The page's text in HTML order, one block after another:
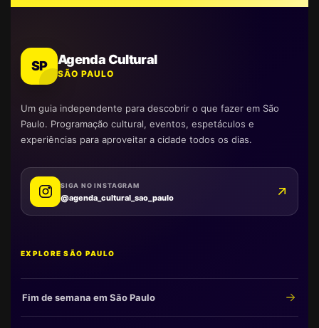
SP Agenda Cultural
SÃO PAULO
Um guia independente para descobrir o que fazer em São
Paulo. Programação cultural, eventos, espetáculos e
experiências para aproveitar a cidade todos os dias.
SIGA NO INSTAGRAM
@agenda_cultural_sao_paulo
EXPLORE SÃO PAULO
Fim de semana em São Paulo